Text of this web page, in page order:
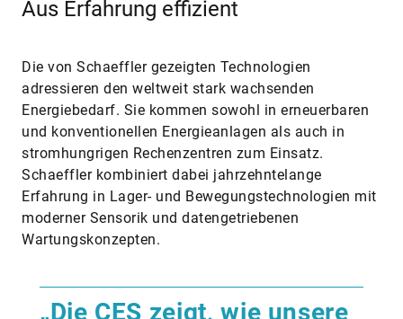
zuverlässig zu decken.
von Förderanlagen über
Windkraftanlagen bis hin
zu Kühlsystemen in
Rechenzentren – überall
dort, wo maximale
Leistung und Verfügbarkeit
Ausfallzeiten entscheidend